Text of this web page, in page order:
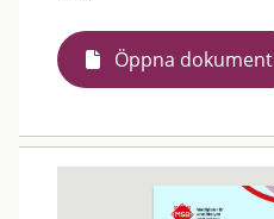
Öppna dokument